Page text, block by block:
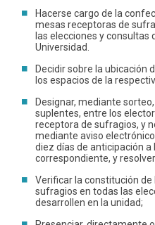
Hacerse cargo de la
mesas receptoras de
las elecciones y consultas
Universidad.
Decidir sobre la ubicación
los espacios de la
Designar, mediante
suplentes, entre los
receptora de sufragios, y
mediante aviso
diez días de anticipación a
correspondiente, y
Verificar la constitución
sufragios en todas las
desarrollen en la unidad;